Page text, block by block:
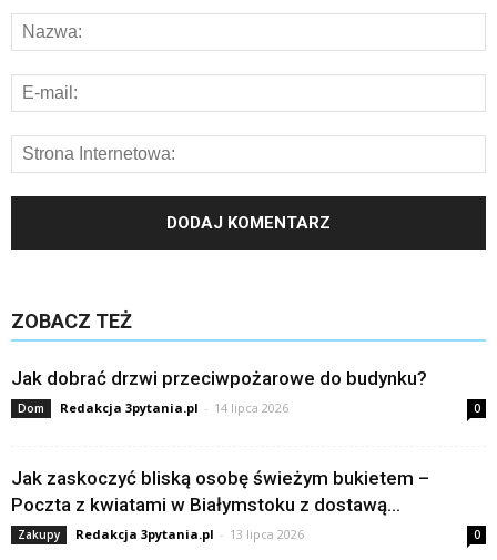
ZOBACZ TEŻ
Jak dobrać drzwi przeciwpożarowe do budynku?
Dom Redakcja 3pytania.pl - 14 lipca 2026 0
Jak zaskoczyć bliską osobę świeżym bukietem –
Poczta z kwiatami w Białymstoku z dostawą...
Zakupy Redakcja 3pytania.pl - 13 lipca 2026 0